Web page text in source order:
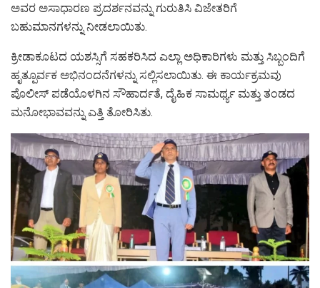
ಅವರ ಅಸಾಧಾರಣ ಪ್ರದರ್ಶನವನ್ನು ಗುರುತಿಸಿ ವಿಜೇತರಿಗೆ
ಬಹುಮಾನಗಳನ್ನು ನೀಡಲಾಯಿತು.
ಕ್ರೀಡಾಕೂಟದ ಯಶಸ್ಸಿಗೆ ಸಹಕರಿಸಿದ ಎಲ್ಲಾ ಅಧಿಕಾರಿಗಳು ಮತ್ತು ಸಿಬ್ಬಂದಿಗೆ
ಹೃತ್ಪೂರ್ವಕ ಅಭಿನಂದನೆಗಳನ್ನು ಸಲ್ಲಿಸಲಾಯಿತು. ಈ ಕಾರ್ಯಕ್ರಮವು
ಪೊಲೀಸ್ ಪಡೆಯೊಳಗಿನ ಸೌಹಾರ್ದತೆ, ದೈಹಿಕ ಸಾಮರ್ಥ್ಯ ಮತ್ತು ತಂಡದ
ಮನೋಭಾವವನ್ನು ಎತ್ತಿ ತೋರಿಸಿತು.